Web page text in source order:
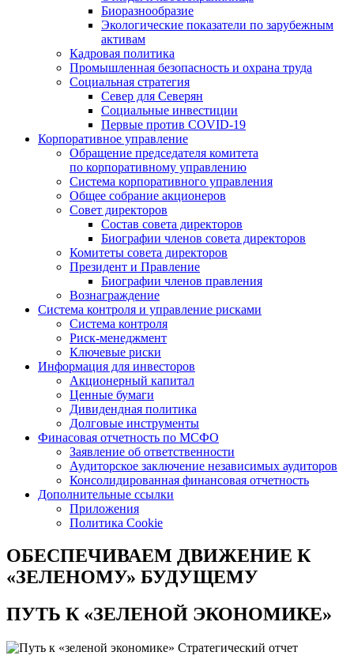
Биоразнообразие
Экологические показатели по зарубежным
активам
Кадровая политика
Промышленная безопасность и охрана труда
Социальная стратегия
Север для Северян
Социальные инвестиции
Первые против COVID‑19
Корпоративное управление
Обращение председателя комитета
по корпоративному управлению
Система корпоративного управления
Общее собрание акционеров
Совет директоров
Состав совета директоров
Биографии членов совета директоров
Комитеты совета директоров
Президент и Правление
Биографии членов правления
Вознаграждение
Система контроля и управление рисками
Система контроля
Риск-менеджмент
Ключевые риски
Информация для инвесторов
Акционерный капитал
Ценные бумаги
Дивидендная политика
Долговые инструменты
Финасовая отчетность по МСФО
Заявление об ответственности
Аудиторское заключение независимых аудиторов
Консолидированная финансовая отчетность
Дополнительные ссылки
Приложения
Политика Cookie
ОБЕСПЕЧИВАЕМ ДВИЖЕНИЕ К
«ЗЕЛЕНОМУ» БУДУЩЕМУ
ПУТЬ К«ЗЕЛЕНОЙ ЭКОНОМИКЕ»
Стратегический отчет